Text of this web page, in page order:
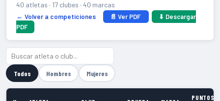
40 atletas · 17 clubes · 40 marcas
← Volver a competiciones
📄 Ver PDF
⬇ Descargar
PDF
Todos Hombres Mujeres
PUNTOS